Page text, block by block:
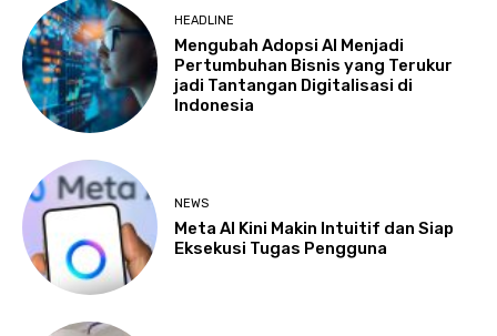
HEADLINE
Mengubah Adopsi AI Menjadi
Pertumbuhan Bisnis yang Terukur
jadi Tantangan Digitalisasi di
Indonesia
NEWS
Meta AI Kini Makin Intuitif dan Siap
Eksekusi Tugas Pengguna